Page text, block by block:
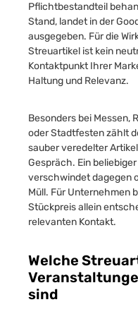
Pflichtbestandteil
Stand, landet in der
ausgegeben. Für die
Streuartikel ist kein
Kontaktpunkt Ihrer
Haltung und Relevanz.
Besonders bei Messen,
oder Stadtfesten zählt
sauber veredelter
Gespräch. Ein
verschwindet dagegen
Müll. Für Unternehmen
Stückpreis allein
relevanten Kontakt.
Welche
sind